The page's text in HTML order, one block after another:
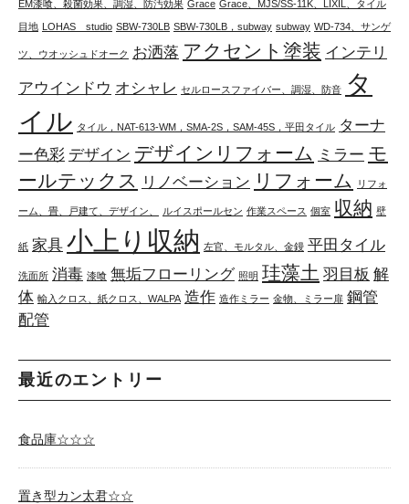
EM漆喰、殺菌効果、調湿、防汚効果 Grace Grace、MJS/SS-11K、LIXIL、タイル
目地 LOHAS studio SBW-730LB SBW-730LB，subway subway WD-734、サンゲ
ツ、ウオッシュドオーク お洒落 アクセント塗装 インテリ
アウインドウ オシャレ セルロースファイバー、調湿、防音 タ
イル タイル，NAT-613-WM，SMA-2S，SAM-45S，平田タイル ターナ
ー色彩 デザイン デザインリフォーム ミラー モ
ールテックス
リノベーション リフォーム リフォ
ーム、畳、戸建て、デザイン、 ルイスポールセン 作業スペース 個室 収納 壁
紙 家具 小上り収納 左官、モルタル、金鏝 平田タイル
洗面所 消毒 漆喰 無垢フローリング 照明 珪藻土 羽目板 解
体 輸入クロス、紙クロス、WALPA 造作 造作ミラー 金物、ミラー扉 鋼管
配管
最近のエントリー
食品庫☆☆☆
置き型カン太君☆☆